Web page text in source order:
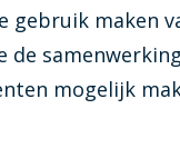
gebruik maken
mogelijk